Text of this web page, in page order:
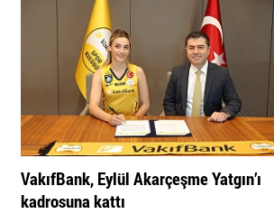
VakıfBank, Eylül Akarçeşme Yatgın’ı
kadrosuna kattı